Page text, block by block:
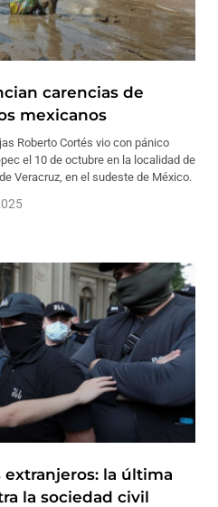
carencias de
mexicanos
Roberto Cortés vio con pánico
el 10 de octubre en la localidad de
Veracruz, en el sudeste de México.
extranjeros: la última
la sociedad civil